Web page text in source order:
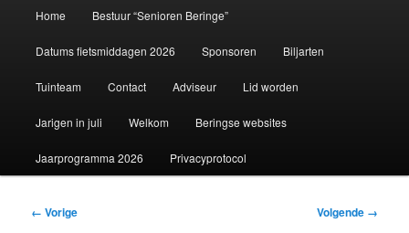
Home Bestuur “Senioren Beringe”
Datums fietsmiddagen 2026 Sponsoren Biljarten
Tuinteam Contact Adviseur Lid worden
Jarigen in juli Welkom Beringse websites
Jaarprogramma 2026 Privacyprotocol
Afbeeldingsnavigatie
← Vorige Volgende →